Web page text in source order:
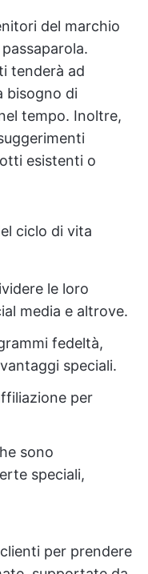
del marchio
tenderà ad
bisogno di
tempo. Inoltre,
esistenti o
ciclo di vita
le loro
media e altrove.
fedeltà,
speciali.
per
sono
speciali,
per prendere